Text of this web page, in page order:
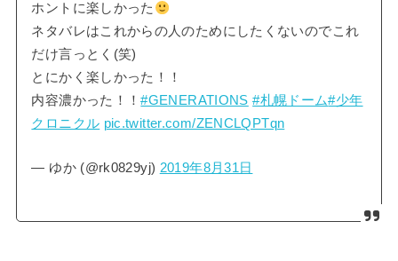
ホントに楽しかった
ネタバレはこれからの人のためにしたくないのでこれ
だけ言っとく(笑)
とにかく楽しかった！！
内容濃かった！！#GENERATIONS #札幌ドーム#少年
クロニクル pic.twitter.com/ZENCLQPTqn
— ゆか (@rk0829yj) 2019年8月31日